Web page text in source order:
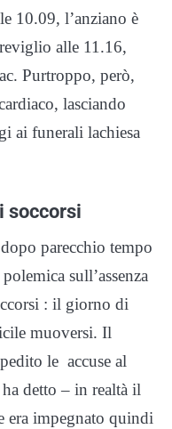
10.09, l’anziano è
alle 11.16,
Purtroppo, però,
lasciando
ai funerali lachiesa
soccorsi
parecchio tempo
sull’assenza
: il giorno di
muoversi. Il
le accuse al
detto – in realtà il
era impegnato quindi